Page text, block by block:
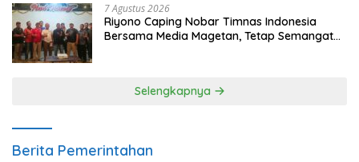
7 Agustus 2026
Riyono Caping Nobar Timnas Indonesia
Bersama Media Magetan, Tetap Semangat
Selengkapnya
Berita Pemerintahan